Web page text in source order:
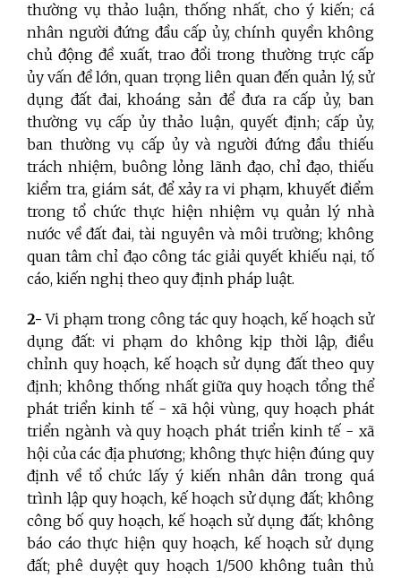
thường vụ thảo luận, thống nhất, cho ý kiến; cá
nhân người đứng đầu cấp ủy, chính quyền không
chủ động đề xuất, trao đổi trong thường trực cấp
ủy vấn đề lớn, quan trọng liên quan đến quản lý, sử
dụng đất đai, khoáng sản để đưa ra cấp ủy, ban
thường vụ cấp ủy thảo luận, quyết định; cấp ủy,
ban thường vụ cấp ủy và người đứng đầu thiếu
trách nhiệm, buông lỏng lãnh đạo, chỉ đạo, thiếu
kiểm tra, giám sát, để xảy ra vi phạm, khuyết điểm
trong tổ chức thực hiện nhiệm vụ quản lý nhà
nước về đất đai, tài nguyên và môi trường; không
quan tâm chỉ đạo công tác giải quyết khiếu nại, tố
cáo, kiến nghị theo quy định pháp luật.
2- Vi phạm trong công tác quy hoạch, kế hoạch sử
dụng đất: vi phạm do không kịp thời lập, điều
chỉnh quy hoạch, kế hoạch sử dụng đất theo quy
định; không thống nhất giữa quy hoạch tổng thể
phát triển kinh tế - xã hội vùng, quy hoạch phát
triển ngành và quy hoạch phát triển kinh tế - xã
hội của các địa phương; không thực hiện đúng quy
định về tổ chức lấy ý kiến nhân dân trong quá
trình lập quy hoạch, kế hoạch sử dụng đất; không
công bố quy hoạch, kế hoạch sử dụng đất; không
báo cáo thực hiện quy hoạch, kế hoạch sử dụng
đất; phê duyệt quy hoạch 1/500 không tuân thủ